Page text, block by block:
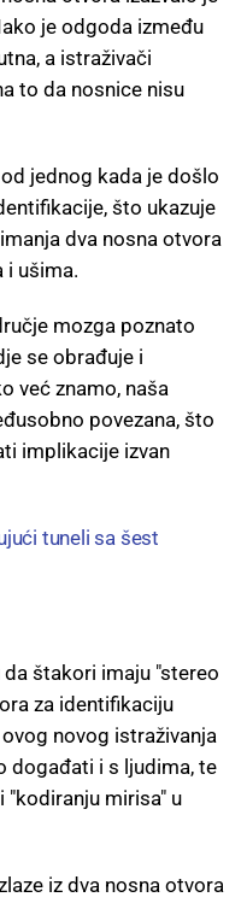
je odgoda između
a istraživači
to da nosnice nisu
jednog kada je došlo
što ukazuje
dva nosna otvora
i ušima.
mozga poznato
se obrađuje i
već znamo, naša
povezana, što
implikacije izvan
tuneli sa šest
štakori imaju "stereo
za identifikaciju
novog istraživanja
događati i s ljudima, te
"kodiranju mirisa" u
iz dva nosna otvora